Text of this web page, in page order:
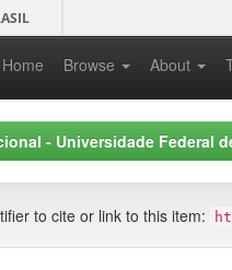
Browse About
- Universidade Federal
to cite or link to this item: